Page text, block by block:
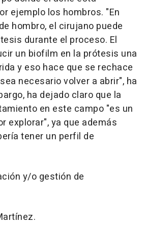
ejemplo los hombros. "En
hombro, el cirujano puede
durante el proceso. El
un biofilm en la prótesis una
y eso hace que se rechace
necesario volver a abrir", ha
ha dejado claro que la
en este campo "es un
explorar", ya que además
tener un perfil de
y/o gestión de